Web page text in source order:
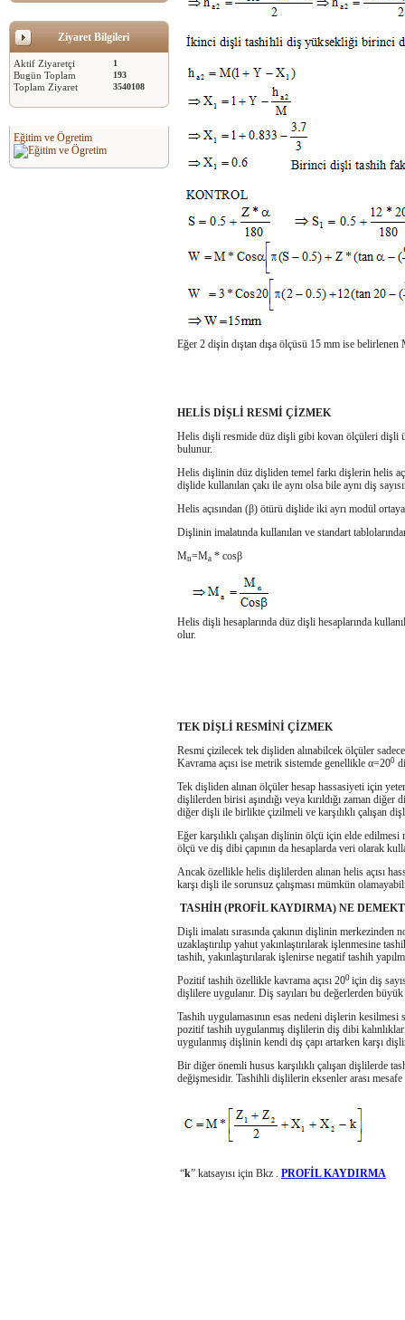
Ziyaret Bilgileri
Aktif Ziyaretçi 1
Bugün Toplam 193
Toplam Ziyaret 3540108
Eğitim ve Ögretim
Eğer 2 dişin dıştan dışa ölçüsü 15 mm ise
HELİS DİŞLİ RESMİ ÇİZMEK
Helis dişli resmide düz dişli gibi kovan ölçüleri dişli
bulunur.
Helis dişlinin düz dişliden temel farkı dişlerin helis
dişlide kullanılan çakı ile aynı olsa bile aynı diş
Helis açısından (β) ötürü dişlide iki ayrı modül
Dişlinin imalatında kullanılan ve standart
Mn=Ma * cosβ
Helis dişli hesaplarında düz dişli hesaplarında
olur.
TEK DİŞLİ RESMİNİ ÇİZMEK
Resmi çizilecek tek dişliden alınabilcek ölçüler
Kavrama açısı ise metrik sistemde genellikle α=200
Tek dişliden alınan ölçüler hesap hassasiyeti için
dişlilerden birisi aşındığı veya kırıldığı zaman
diğer dişli ile birlikte çizilmeli ve karşılıklı çalışan
Eğer karşılıklı çalışan dişlinin ölçü için elde
ölçü ve diş dibi çapının da hesaplarda veri olarak
Ancak özellikle helis dişlilerden alınan helis açısı
karşı dişli ile sorunsuz çalışması mümkün
TASHİH (PROFİL KAYDIRMA) NE
Dişli imalatı sırasında çakının dişlinin
uzaklaştırılıp yahut yakınlaştırılarak işlenmesine
tashih, yakınlaştırılarak işlenirse negatif tashih
Pozitif tashih özellikle kavrama açısı 200 için diş
dişlilere uygulanır. Diş sayıları bu değerlerden
Tashih uygulamasının esas nedeni dişlerin kesilmesi
pozitif tashih uygulanmış dişlilerin diş dibi
uygulanmış dişlinin kendi dış çapı artarken karşı
Bir diğer önemli husus karşılıklı çalışan dişlilerde
değişmesidir. Tashihli dişlilerin eksenler arası
“k” katsayısı için Bkz . PROFİL KAYDIRMA